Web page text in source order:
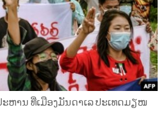
ຫານ ທີ່ເມືອງມັນດາເລ ປະເທດມຽໜ